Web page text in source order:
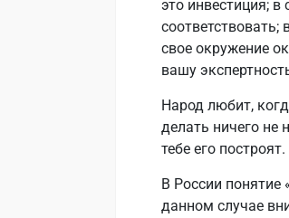
это инвестиция;
соответствовать;
свое окружение
вашу
Народ любит,
делать ничего не
тебе его построят.
В России понятие
данном случае